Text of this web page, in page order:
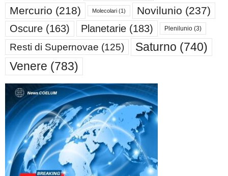
Mercurio (218) Molecolari (1) Novilunio (237)
Oscure (163) Planetarie (183) Plenilunio (3)
Resti di Supernovae (125) Saturno (740)
Venere (783)